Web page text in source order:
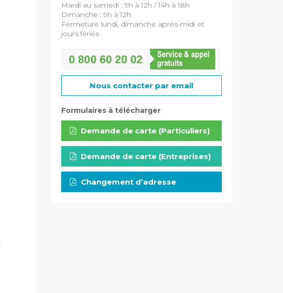
Mardi au samedi : 9h à 12h / 14h à 18h
Dimanche : 9h à 12h
Fermeture lundi, dimanche après-midi et
jours fériés
Nous contacter par email
Formulaires à télécharger
Demande de carte (Particuliers)
Demande de carte (Entreprises)
Changement d’adresse